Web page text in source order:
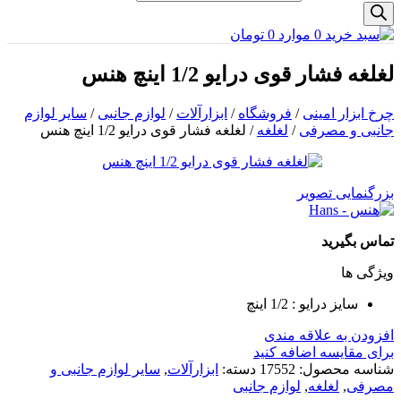
0 موارد 0 تومان
لغلغه فشار قوی درایو 1/2 اینچ هنس
چرخ ابزار امینی / فروشگاه / ابزارآلات / لوازم جانبی / سایر لوازم
جانبی و مصرفی / لغلغه / لغلغه فشار قوی درایو 1/2 اینچ هنس
بزرگنمایی تصویر
تماس بگیرید
ویژگی ها
سایز درایو : 1/2 اینچ
افزودن به علاقه مندی
برای مقایسه اضافه کنید
شناسه محصول: 17552 دسته: ابزارآلات, سایر لوازم جانبی و
مصرفی, لغلغه, لوازم جانبی